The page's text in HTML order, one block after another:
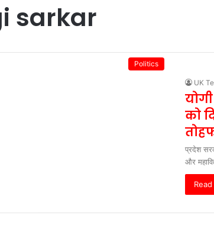
sarkar
Politics
UK
को
प्रदेश
और